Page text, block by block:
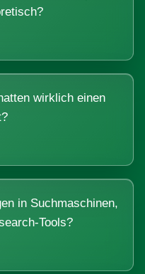
wirklich einen
in Suchmaschinen,
Tools?